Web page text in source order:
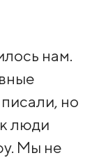
нам.
но
люди
Мы не